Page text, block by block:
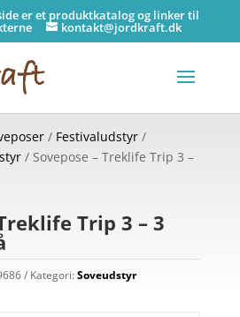
er et produktkatalog og linker til
kontakt@jordkraft.dk
/ Festivaludstyr/
/ Sovepose – Treklife Trip 3 –
Trip 3 – 3
Kategori:Soveudstyr